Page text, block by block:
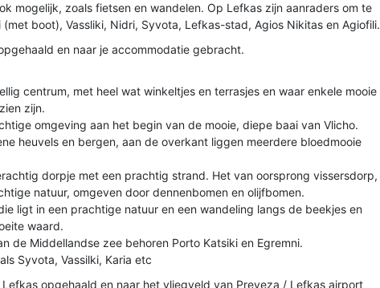
mogelijk, zoals fietsen en wandelen. Op Lefkas zijn aanraders om te
boot), Vassliki, Nidri, Syvota, Lefkas-stad, Agios Nikitas en Agiofili.
en naar je accommodatie gebracht.
centrum, met heel wat winkeltjes en terrasjes en waar enkele mooie
zijn.
omgeving aan het begin van de mooie, diepe baai van Vlicho.
heuvels en bergen, aan de overkant liggen meerdere bloedmooie
dorpje met een prachtig strand. Het van oorsprong vissersdorp,
natuur, omgeven door dennenbomen en olijfbomen.
ligt in een prachtige natuur en een wandeling langs de beekjes en
waard.
de Middellandse zee behoren Porto Katsiki en Egremni.
Syvota, Vassilki, Karia etc
opgehaald en naar het vliegveld van Preveza / Lefkas airport